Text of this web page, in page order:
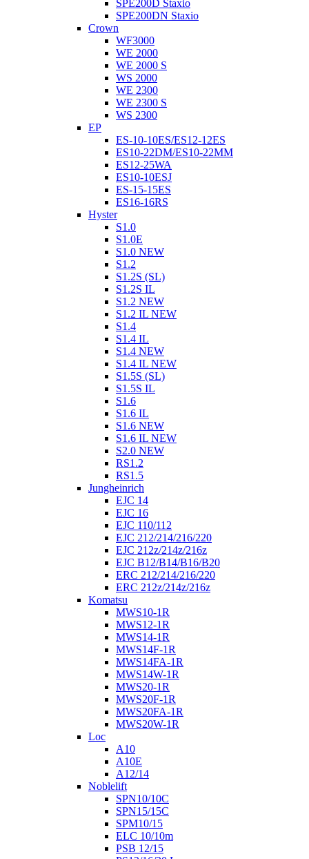
SPE200D Staxio
SPE200DN Staxio
Crown
WF3000
WE 2000
WE 2000 S
WS 2000
WE 2300
WE 2300 S
WS 2300
EP
ES-10-10ES/ES12-12ES
ES10-22DM/ES10-22MM
ES12-25WA
ES10-10ESJ
ES-15-15ES
ES16-16RS
Hyster
S1.0
S1.0E
S1.0 NEW
S1.2
S1.2S (SL)
S1.2S IL
S1.2 NEW
S1.2 IL NEW
S1.4
S1.4 IL
S1.4 NEW
S1.4 IL NEW
S1.5S (SL)
S1.5S IL
S1.6
S1.6 IL
S1.6 NEW
S1.6 IL NEW
S2.0 NEW
RS1.2
RS1.5
Jungheinrich
EJC 14
EJC 16
EJC 110/112
EJC 212/214/216/220
EJC 212z/214z/216z
EJC B12/B14/B16/B20
ERC 212/214/216/220
ERC 212z/214z/216z
Komatsu
MWS10-1R
MWS12-1R
MWS14-1R
MWS14F-1R
MWS14FA-1R
MWS14W-1R
MWS20-1R
MWS20F-1R
MWS20FA-1R
MWS20W-1R
Loc
A10
A10E
A12/14
Noblelift
SPN10/10C
SPN15/15C
SPM10/15
ELC 10/10m
PSB 12/15